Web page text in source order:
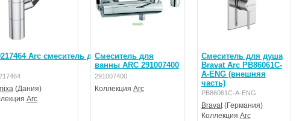
Arc смеситель для умывальника, поворотный излив 186 мм (черный),
(Дания)
Arc
Смеситель для
ванны ARC 291007400
291007400
Коллекция Arc
Cмеситель для душа
Bravat Arc PB86061C-
A-ENG (внешняя
часть)
PB86061C-A-ENG
Bravat(Германия)
Коллекция Arc